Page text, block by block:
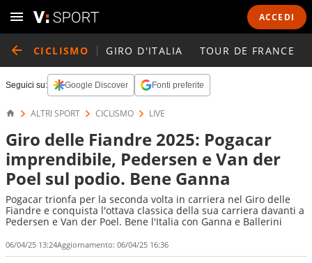
ACCEDI
CICLISMO GIRO D'ITALIA TOUR DE FRANCE
Seguici su: Google Discover Fonti preferite
ALTRI SPORT CICLISMO LIVE
Giro delle Fiandre 2025: Pogacar
imprendibile, Pedersen e Van der
Poel sul podio. Bene Ganna
Pogacar trionfa per la seconda volta in carriera nel Giro delle
Fiandre e conquista l'ottava classica della sua carriera davanti a
Pedersen e Van der Poel. Bene l'Italia con Ganna e Ballerini
06/04/25 13:24Aggiornamento: 06/04/25 16:36